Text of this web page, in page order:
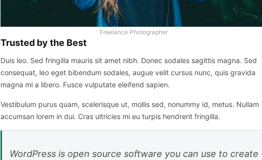
Freelance Photographer
Trusted by the Best
Duis leo. Sed fringilla mauris sit amet nibh. Donec sodales sagittis magna. Sed
consequat, leo eget bibendum sodales, augue velit cursus nunc, quis gravida
magna mi a libero. Fusce vulputate eleifend sapien.
Vestibulum purus quam, scelerisque ut, mollis sed, nonummy id, metus. Nullam
accumsan lorem in dui. Cras ultricies mi eu turpis hendrerit fringilla.
WordPress is open source software you can use to create